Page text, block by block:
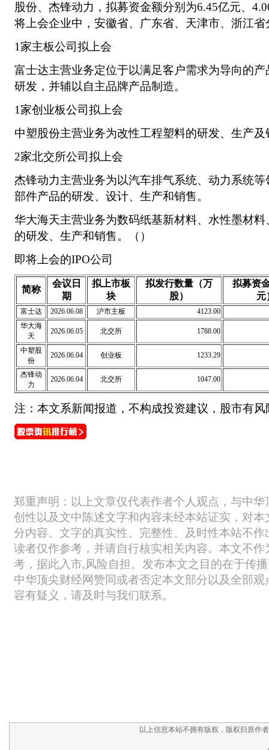
股份、杰锋动力，拟募资金额分别为6.45亿元、
将上会企业中，安徽省、广东省、天津市、浙江
1家主板公司拟上会
富士达主营业务定位于以满足客户需求为导向的
研发，并辅以自主品牌产品制造。
1家创业板公司拟上会
中塑股份主营业务为改性工程塑料的研发、生产及
2家北交所公司拟上会
杰锋动力主营业务为以汽车排气系统、动力系统
部件产品的研发、设计、生产和销售。
华大海天主营业务为数码纸基新材料、水性墨材
的研发、生产和销售。（）
即将上会的IPO公司
简称
会议日
期
拟上市板
块
拟发行数量（万
股）
拟募资
元
富士达 2026.06.08 沪市主板
4123.00
华大海
天
2026.06.05 北交所 1788.00
中塑股
份
2026.06.04 创业板 1233.29
杰锋动
力
2026.06.04 北交所 1047.00
注：本文系新闻报道，不构成投资建议，股市有
以上信息本站不拥有版权，版权归原作